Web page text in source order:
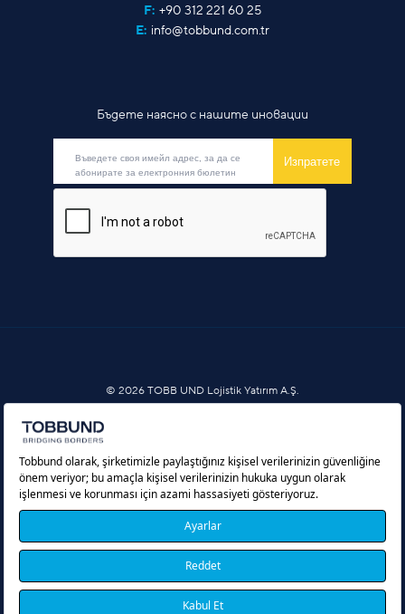
F: +90 312 221 60 25
E: info@tobbund.com.tr
Бъдете наясно с нашите иновации
© 2026 TOBB UND Lojistik Yatırım A.Ş.
Политика за бисквитки
Защита на личните данни